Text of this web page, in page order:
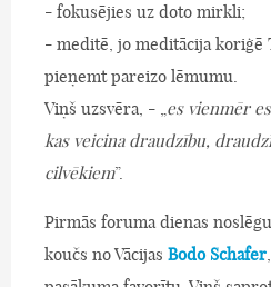
- fokusējies uz doto mirkli;
- meditē, jo meditācija koriģē
pieņemt pareizo lēmumu.
Viņš uzsvēra, - „es vienmēr
kas veicina draudzību,
cilvēkiem”.
Pirmās foruma dienas
koučs no Vācijas Bodo Schafer